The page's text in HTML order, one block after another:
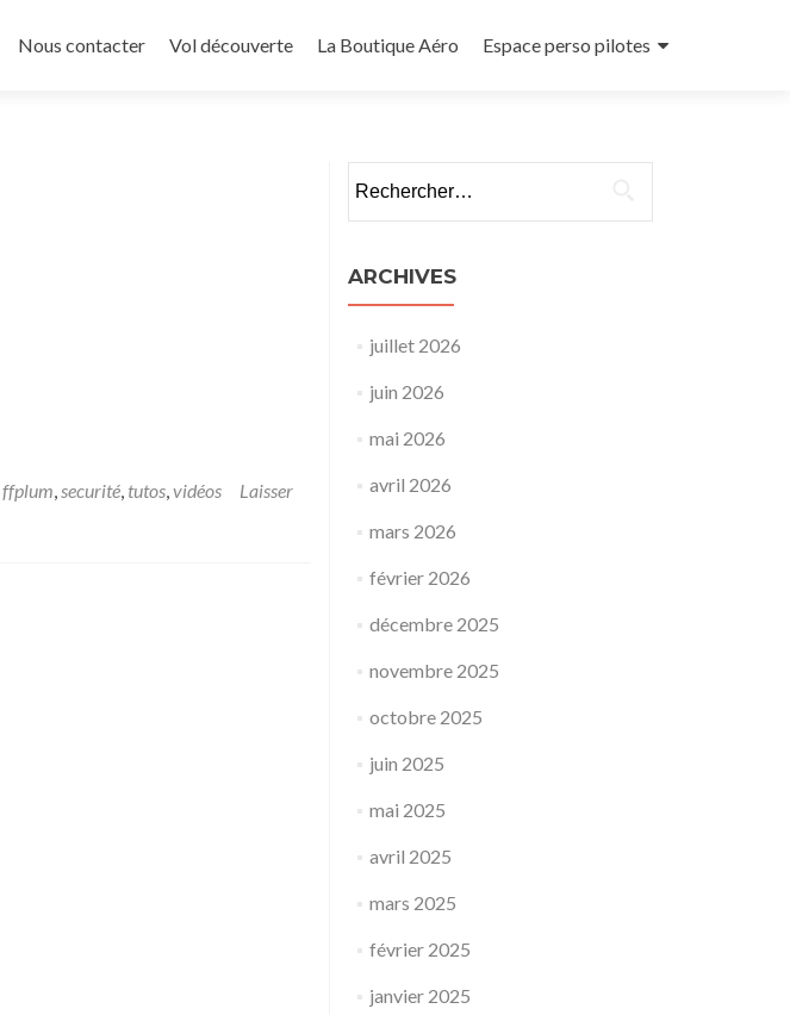
Nous contacter Vol découverte La Boutique Aéro Espace perso pilotes
ffplum,securité, tutos,vidéos
Laisser
ARCHIVES
juillet 2026
juin 2026
mai 2026
avril 2026
mars 2026
février 2026
décembre 2025
novembre 2025
octobre 2025
juin 2025
mai 2025
avril 2025
mars 2025
février 2025
janvier 2025